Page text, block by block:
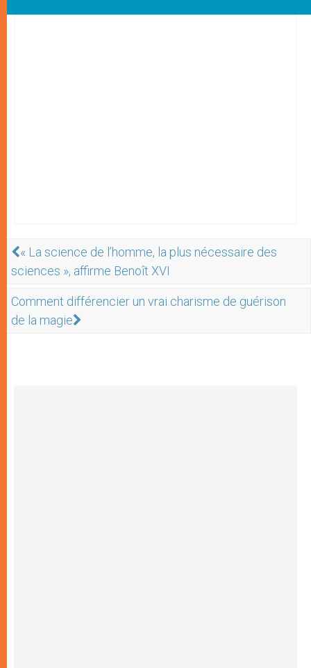
« La science de l’homme, la plus nécessaire des
sciences », affirme Benoît XVI
Comment différencier un vrai charisme de guérison
de la magie